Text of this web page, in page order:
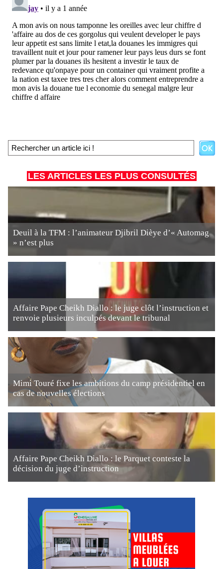
LES ARTICLES LES PLUS CONSULTÉS
Deuil à la TFM : l’animateur Djibril Dièye d’« Automag
» n’est plus
Affaire Pape Cheikh Diallo : le juge clôt l’instruction et
renvoie plusieurs inculpés devant le tribunal
Mimi Touré fixe les ambitions du camp présidentiel en
cas de nouvelles élections
Affaire Pape Cheikh Diallo : le Parquet conteste la
décision du juge d’instruction